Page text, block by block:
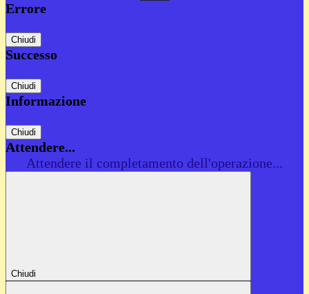
Errore
Chiudi
Successo
Chiudi
Informazione
Chiudi
Attendere...
Attendere il completamento dell'operazione...
Chiudi